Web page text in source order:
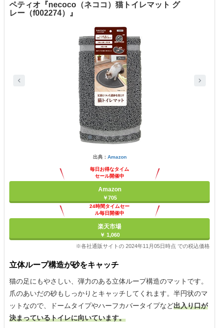
ペティオ『necoco（ネココ）猫トイレマット グ
レー（f002274）』
出典： Amazon
毎日お得なタイム
セール開催中
Amazon
￥705
24時間タイムセー
ル毎日開催中
楽天市場
￥ 1,060
※各社通販サイトの 2024年11月05日時点 での税込価格
立体ループ構造が砂をキャッチ
猫の足にもやさしい、弾力のある立体ループ構造のマットです。
爪のあいだの砂もしっかりとキャッチしてくれます。半円状のマ
ットなので、ドームタイプやハーフカバータイプなど出入り口が
決まっているトイレに向いています。